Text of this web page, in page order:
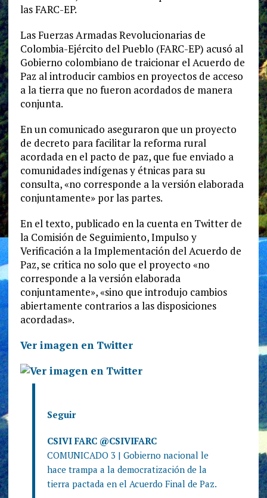
las FARC-EP.
Las Fuerzas Armadas Revolucionarias de
Colombia-Ejército del Pueblo (FARC-EP) acusó al
Gobierno colombiano de traicionar el Acuerdo de
Paz al introducir cambios en proyectos de acceso
a la tierra que no fueron acordados de manera
conjunta.
En un comunicado aseguraron que un proyecto
de decreto para facilitar la reforma rural
acordada en el pacto de paz, que fue enviado a
comunidades indígenas y étnicas para su
consulta, «no corresponde a la versión elaborada
conjuntamente» por las partes.
En el texto, publicado en la cuenta en Twitter de
la Comisión de Seguimiento, Impulso y
Verificación a la Implementación del Acuerdo de
Paz, se critica no solo que el proyecto «no
corresponde a la versión elaborada
conjuntamente», «sino que introdujo cambios
abiertamente contrarios a las disposiciones
acordadas».
Ver imagen en Twitter
Seguir
CSIVI FARC @CSIVIFARC
COMUNICADO 3 | Gobierno nacional le
hace trampa a la democratización de la
tierra pactada en el Acuerdo Final de Paz.